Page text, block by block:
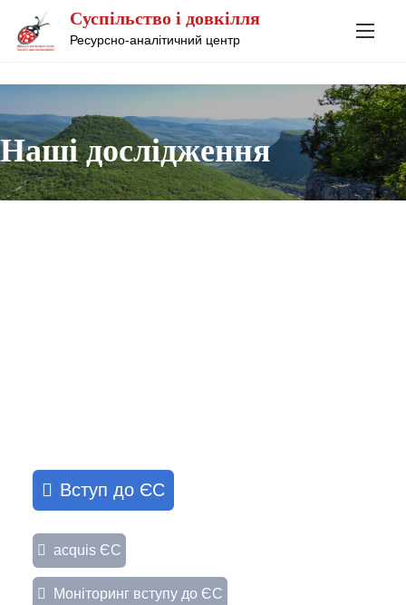
p
t
o
c
o
Суспільство і довкілля
Ресурсно-аналітичний центр
Наші дослідження
Вступ до ЄС
acquis ЄС
Моніторинг вступу до ЄС